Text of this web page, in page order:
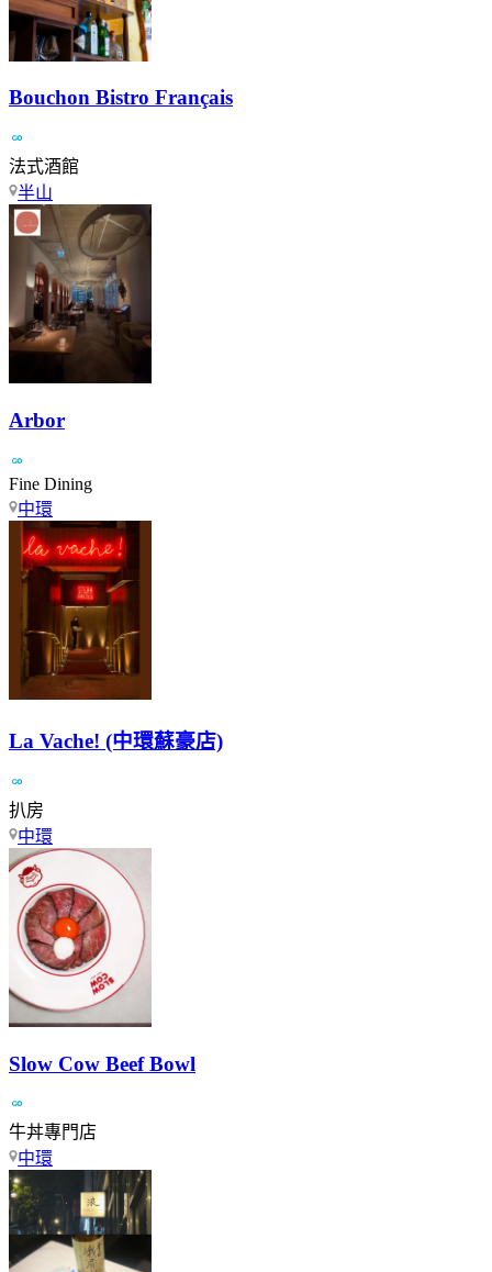
Bouchon Bistro Français
法式酒館
半山
Arbor
Fine Dining
中環
La Vache! (中環蘇豪店)
扒房
中環
Slow Cow Beef Bowl
牛丼專門店
中環